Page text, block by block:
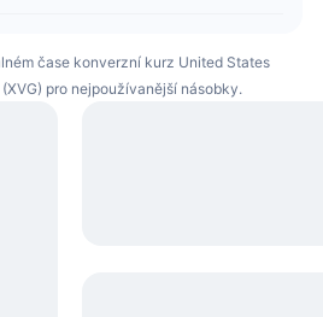
čase konverzní kurz United States
pro nejpoužívanější násobky.